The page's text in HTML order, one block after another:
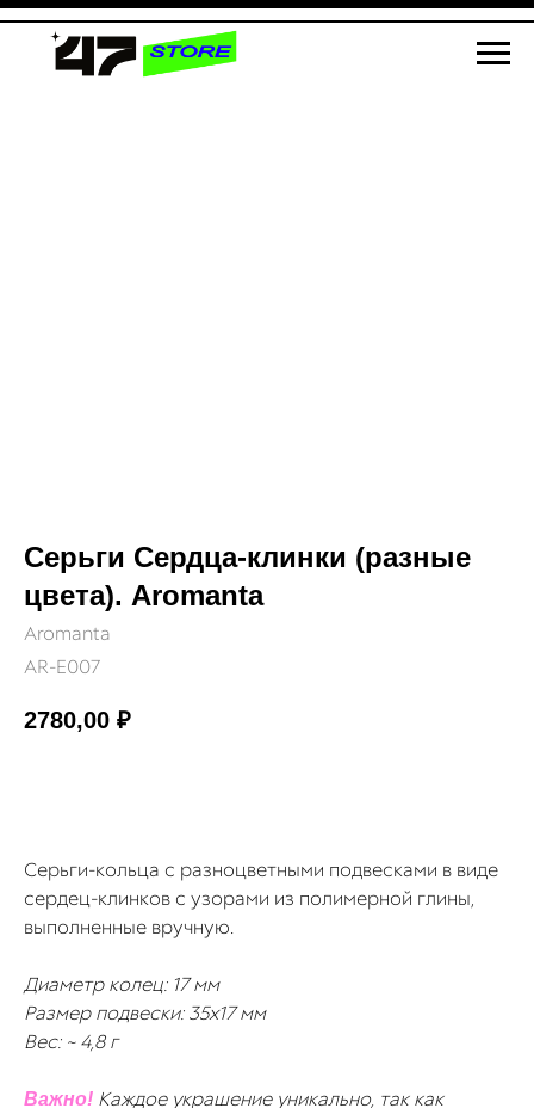
Серьги Сердца-клинки (разные
цвета). Aromanta
Aromanta
AR-E007
2780,00 ₽
Серьги-кольца с разноцветными подвесками в виде
сердец-клинков с узорами из полимерной глины,
выполненные вручную.
Диаметр колец: 17 мм
Размер подвески: 35х17 мм
Вес: ~ 4,8 г
Важно! Каждое украшение уникально, так как